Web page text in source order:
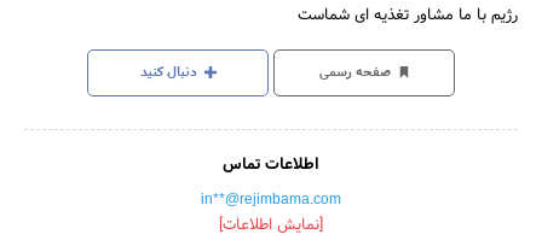
رژیم با ما مشاور تغذیه ای شماست
صفحه رسمی دنبال کنید
اطلاعات تماس
in**@rejimbama.com
[نمایش اطلاعات]